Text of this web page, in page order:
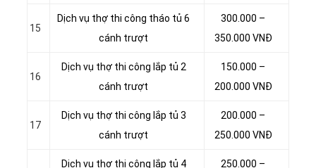
15
Dịch vụ thợ thi công tháo tủ 6
cánh trượt
300.000 –
350.000 VNĐ
16
Dịch vụ thợ thi công lắp tủ 2
cánh trượt
150.000 –
200.000 VNĐ
17
Dịch vụ thợ thi công lắp tủ 3
cánh trượt
200.000 –
250.000 VNĐ
Dịch vụ thợ thi công lắp tủ 4 250.000 –